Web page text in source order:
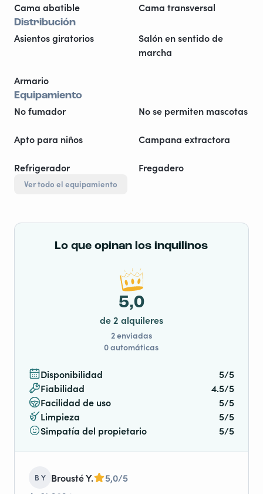
Cama abatible Cama transversal
Distribución
Asientos giratorios
Salón en sentido de
marcha
Armario
Equipamiento
No fumador No se permiten mascotas
Apto para niños Campana extractora
Refrigerador Fregadero
Ver todo el equipamiento
Lo que opinan los inquilinos
Disponibilidad
5/5
Fiabilidad
4.5/5
Facilidad de uso
5/5
Limpieza
5/5
Simpatía del propietario
5/5
5,0
de 2 alquileres
2 enviadas
0 automáticas
B Y Brousté Y.
5,0/5